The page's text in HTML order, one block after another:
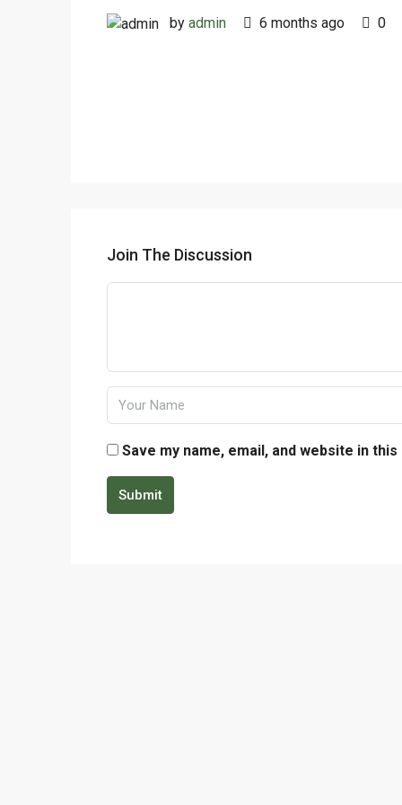
by admin 6 months ago 0
Join The Discussion
Save my name, email, and website in
Submit